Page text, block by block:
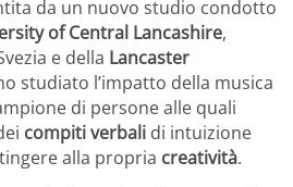
da un nuovo studio condotto
of Central Lancashire,
e della Lancaster
studiato l’impatto della musica
di persone alle quali
compiti verbali di intuizione
alla propria creatività.